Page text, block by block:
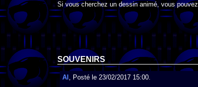
Si vous cherchez un dessin animé, vous pouvez
SOUVENIRS
Al , Posté le 23/02/2017 15:00.